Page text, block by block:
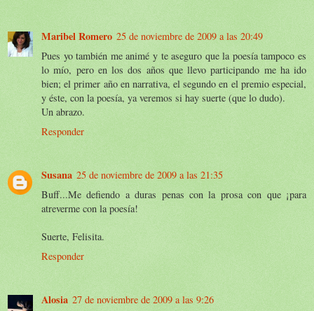
Maribel Romero 25 de noviembre de 2009 a las 20:49
Pues yo también me animé y te aseguro que la poesía tampoco es
lo mío, pero en los dos años que llevo participando me ha ido
bien; el primer año en narrativa, el segundo en el premio especial,
y éste, con la poesía, ya veremos si hay suerte (que lo dudo).
Un abrazo.
Responder
Susana 25 de noviembre de 2009 a las 21:35
Buff...Me defiendo a duras penas con la prosa con que ¡para
atreverme con la poesía!
Suerte, Felisita.
Responder
Alosia 27 de noviembre de 2009 a las 9:26